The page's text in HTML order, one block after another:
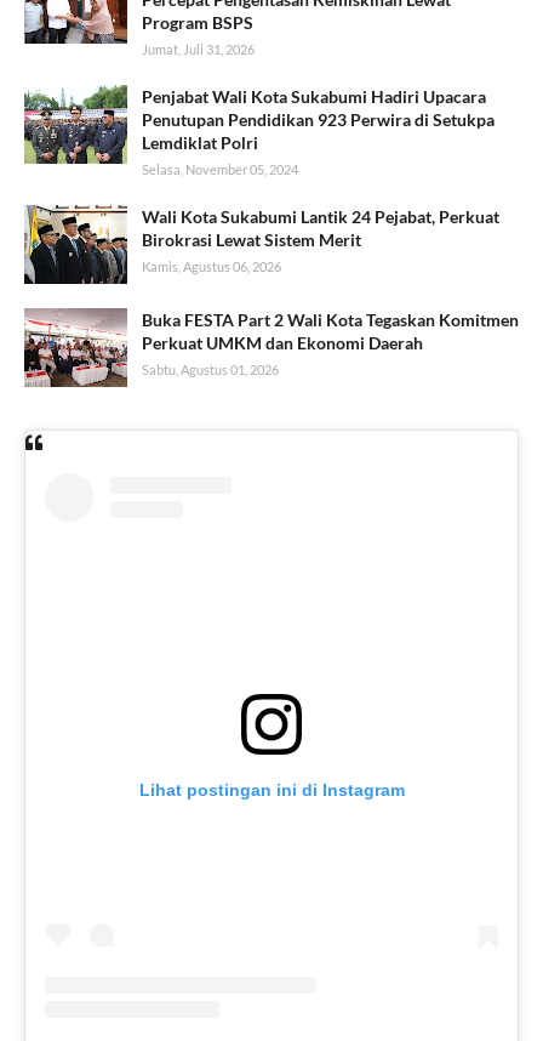
Program BSPS
Jumat, Juli 31, 2026
Penjabat Wali Kota Sukabumi Hadiri Upacara
Penutupan Pendidikan 923 Perwira di Setukpa
Lemdiklat Polri
Selasa, November 05, 2024
Wali Kota Sukabumi Lantik 24 Pejabat, Perkuat
Birokrasi Lewat Sistem Merit
Kamis, Agustus 06, 2026
Buka FESTA Part 2 Wali Kota Tegaskan Komitmen
Perkuat UMKM dan Ekonomi Daerah
Sabtu, Agustus 01, 2026
Lihat postingan ini di Instagram